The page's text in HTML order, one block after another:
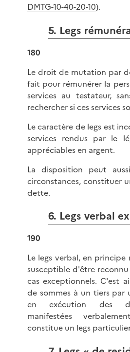
DMTG-10-40-20-10).
5. Legs
180
Le droit de mutation par
fait pour rémunérer la
services au testateur,
rechercher si ces services
Le caractère de legs est
services rendus par le
appréciables en argent.
La disposition peut
circonstances, constituer
dette.
6. Legs verbal
190
Le legs verbal, en
susceptible d'être
cas exceptionnels. C'est
de sommes à un tiers par
en exécution des
manifestées
constitue un legs